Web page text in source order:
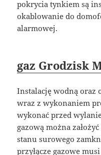
pokrycia tynkiem są
okablowanie do
alarmowej.
gaz Grodzisk
Instalację wodną oraz
wraz z wykonaniem
wykonać przed
gazową można
stanu surowego
przyłącze gazowe